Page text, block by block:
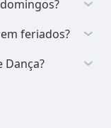
feriados?
Dança?